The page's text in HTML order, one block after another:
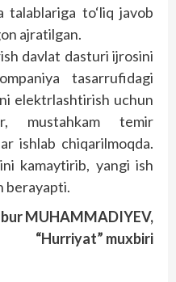
talablariga to‘liq javob
ajratilgan.
davlat dasturi ijrosini
tasarrufidagi
elektrlashtirish uchun
mustahkam temir
ishlab chiqarilmoqda.
kamaytirib, yangi ish
berayapti.
MUHAMMADIYEV,
“Hurriyat” muxbiri